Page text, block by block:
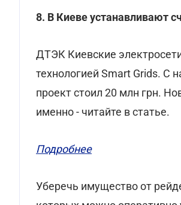
8. В Киеве устанавливают
ДТЭК Киевские
технологией Smart Grids. С
проект стоил 20 млн грн.
именно - читайте в статье.
Подробнее
Уберечь имущество от